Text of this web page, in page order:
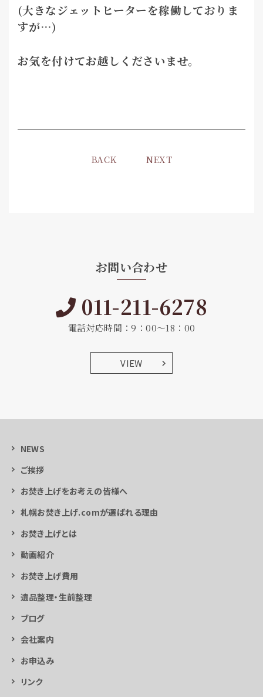
(大きなジェットヒーターを稼働しておりま
すが…)
お気を付けてお越しくださいませ。
BACK NEXT
お問い合わせ
011-211-6278
電話対応時間：9：00～18：00
VIEW
NEWS
ご挨拶
お焚き上げをお考えの皆様へ
札幌お焚き上げ.comが選ばれる理由
お焚き上げとは
動画紹介
お焚き上げ費用
遺品整理・生前整理
ブログ
会社案内
お申込み
リンク